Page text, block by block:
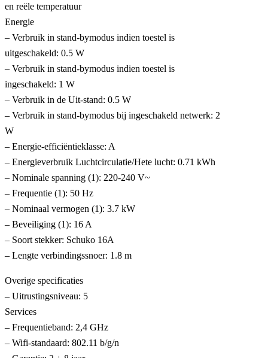
en reële temperatuur
Energie
– Verbruik in stand-bymodus indien toestel is
uitgeschakeld: 0.5 W
– Verbruik in stand-bymodus indien toestel is
ingeschakeld: 1 W
– Verbruik in de Uit-stand: 0.5 W
– Verbruik in stand-bymodus bij ingeschakeld netwerk: 2
W
– Energie-efficiëntieklasse: A
– Energieverbruik Luchtcirculatie/Hete lucht: 0.71 kWh
– Nominale spanning (1): 220-240 V~
– Frequentie (1): 50 Hz
– Nominaal vermogen (1): 3.7 kW
– Beveiliging (1): 16 A
– Soort stekker: Schuko 16A
– Lengte verbindingssnoer: 1.8 m
Overige specificaties
– Uitrustingsniveau: 5
Services
– Frequentieband: 2,4 GHz
– Wifi-standaard: 802.11 b/g/n